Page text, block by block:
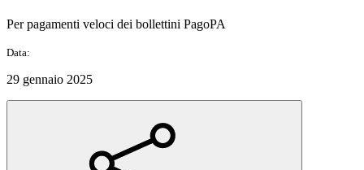
Per pagamenti veloci dei bollettini PagoPA
Data:
29 gennaio 2025